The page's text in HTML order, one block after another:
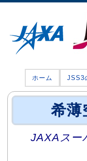
ホーム JSS3
希薄
JAXAスー